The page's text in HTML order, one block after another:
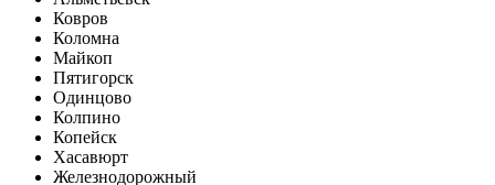
Ковров
Коломна
Майкоп
Пятигорск
Одинцово
Колпино
Копейск
Хасавюрт
Железнодорожный